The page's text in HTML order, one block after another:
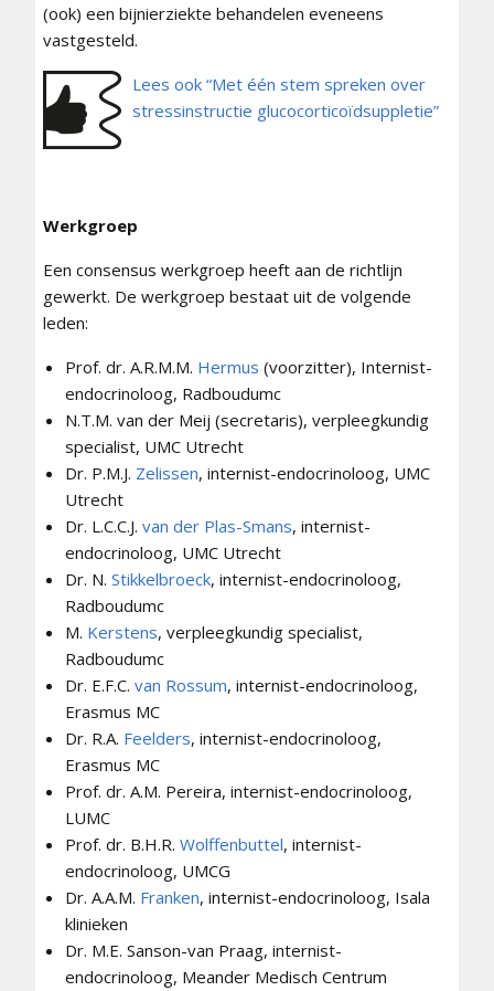
(ook) een bijnierziekte behandelen eveneens
vastgesteld.
Lees ook “Met één stem spreken over
stressinstructie glucocorticoïdsuppletie”
Werkgroep
Een consensus werkgroep heeft aan de richtlijn
gewerkt. De werkgroep bestaat uit de volgende
leden:
Prof. dr. A.R.M.M. Hermus (voorzitter), Internist-
endocrinoloog, Radboudumc
N.T.M. van der Meij (secretaris), verpleegkundig
specialist, UMC Utrecht
Dr. P.M.J. Zelissen, internist-endocrinoloog, UMC
Utrecht
Dr. L.C.C.J. van der Plas-Smans, internist-
endocrinoloog, UMC Utrecht
Dr. N. Stikkelbroeck, internist-endocrinoloog,
Radboudumc
M. Kerstens, verpleegkundig specialist,
Radboudumc
Dr. E.F.C. van Rossum, internist-endocrinoloog,
Erasmus MC
Dr. R.A. Feelders, internist-endocrinoloog,
Erasmus MC
Prof. dr. A.M. Pereira, internist-endocrinoloog,
LUMC
Prof. dr. B.H.R. Wolffenbuttel, internist-
endocrinoloog, UMCG
Dr. A.A.M. Franken, internist-endocrinoloog, Isala
klinieken
Dr. M.E. Sanson-van Praag, internist-
endocrinoloog, Meander Medisch Centrum